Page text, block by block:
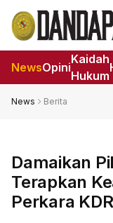
NewsOpini
Kaidah
Hukum
News Berita
Damaikan
Terapkan
Perkara